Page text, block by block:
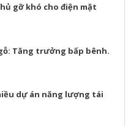
gỡ khó cho điện mặt
Tăng trưởng bấp bênh.
dự án năng lượng tái